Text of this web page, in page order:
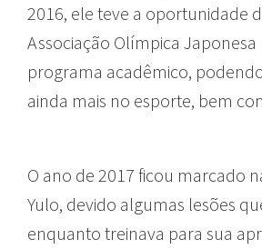
2016, ele teve a oportunidade
Associação Olímpica
programa acadêmico,
ainda mais no esporte, bem
O ano de 2017 ficou marcado
Yulo, devido algumas lesões
enquanto treinava para sua